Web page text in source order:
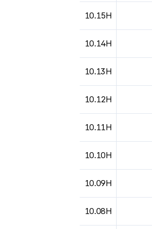
10.15H
10.14H
10.13H
10.12H
10.11H
10.10H
10.09H
10.08H